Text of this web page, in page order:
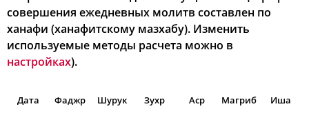
совершения ежедневных молитв составлен по
ханафи (ханафитскому мазхабу). Изменить
используемые методы расчета можно в
настройках).
Дата Фаджр Шурук Зухр Аср Магриб Иша